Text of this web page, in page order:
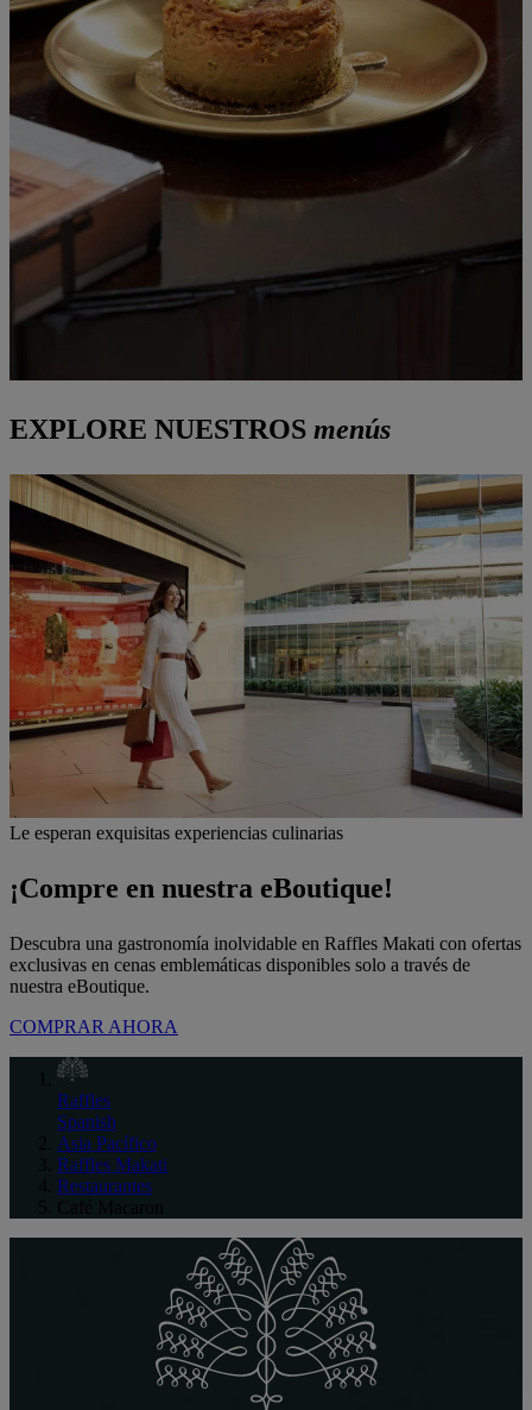
EXPLORE NUESTROS menús
Le esperan exquisitas experiencias culinarias
¡Compre en nuestra eBoutique!
Descubra una gastronomía inolvidable en Raffles Makati con ofertas
exclusivas en cenas emblemáticas disponibles solo a través de
nuestra eBoutique.
COMPRAR AHORA
Raffles
Spanish
Asia Pacífico
Raffles Makati
Restaurantes